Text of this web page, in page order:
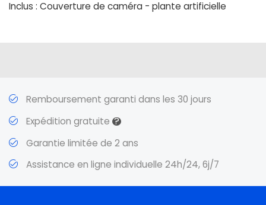
Inclus : Couverture de caméra - plante artificielle
Remboursement garanti dans les 30 jours
Expédition gratuite ?
Garantie limitée de 2 ans
Assistance en ligne individuelle 24h/24, 6j/7